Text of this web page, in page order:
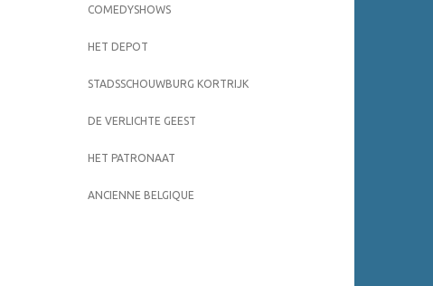
COMEDYSHOWS
HET DEPOT
STADSSCHOUWBURG KORTRIJK
DE VERLICHTE GEEST
HET PATRONAAT
ANCIENNE BELGIQUE